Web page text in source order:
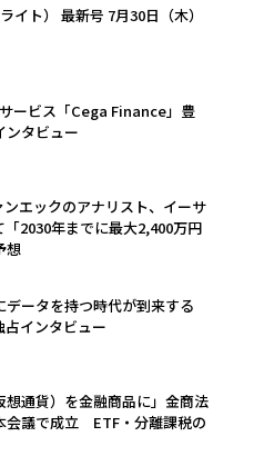
イト） 最新号 7月30日（木）
ービス「Cega Finance」豊
ンタビュー
ンエックのアナリスト、イーサ
「2030年までに最大2,400万円
想
データを持つ時代が到来する
インタビュー
想通貨）を金融商品に」金商法
会議で成立 ETF・分離課税の